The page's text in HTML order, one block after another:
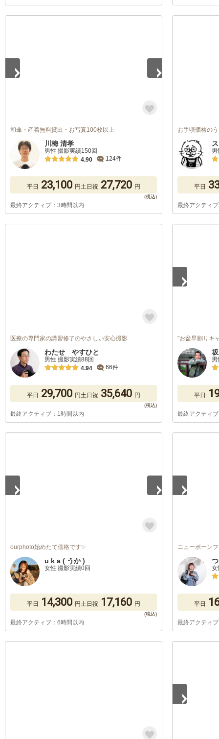
和傘・産着無料貸出・お写真100枚以上
川梅 清孝
男性 撮影実績150回
4.90
124件
平日 23,100 円土日祝 27,720 円
最終アクティブ：3時間以内
お手頃価格の
平日
最終アクティ
医療の専門家の講習修了のやさしい安心撮影
わたせ やすひと
男性 撮影実績88回
4.94
66件
平日 29,700 円土日祝 35,640 円
最終アクティブ：1時間以内
"お盆早割りキ
平日
最終アクティ
ourphoto始めたて価格です✨
u k a ( うか )
女性 撮影実績0回
平日 14,300 円土日祝 17,160 円
最終アクティブ：6時間以内
ニューボーン
女
平日
最終アクティ